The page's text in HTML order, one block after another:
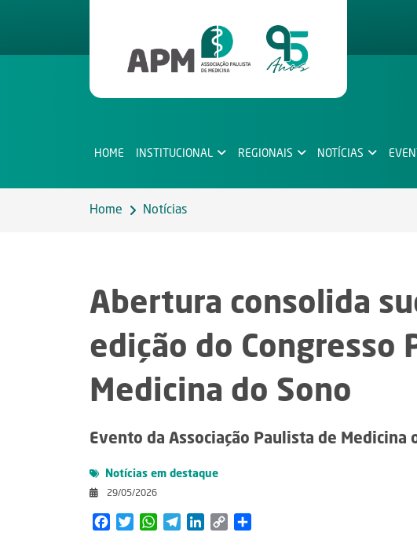
HOME INSTITUCIONAL REGIONAIS NOTÍCIAS
Home Notícias
Abertura consolida
edição do Congresso
Medicina do Sono
Evento da Associação Paulista de Medicina
Notícias em destaque
29/05/2026
FacebookTwitterWhatsAppTelegramLinkedIn
Copy